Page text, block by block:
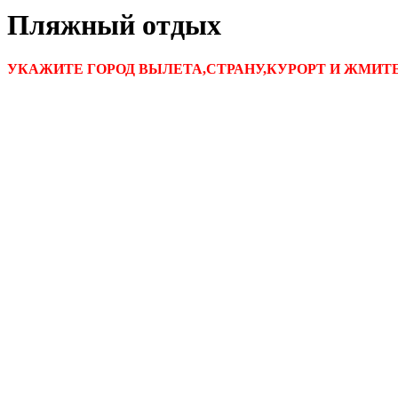
Пляжный отдых
УКАЖИТЕ ГОРОД ВЫЛЕТА,СТРАНУ,КУРОРТ И